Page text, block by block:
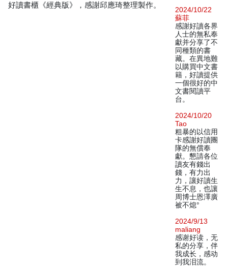
好讀書櫃《經典版》，感謝邱應琦整理製作。
2024/10/22
蘇菲
感謝好讀各界
人士的無私奉
獻并分享了不
同種類的書
藏。在異地難
以購買中文書
籍，好讀提供
一個很好的中
文書閱讀平
台。
2024/10/20
Tao
粗暴的以信用
卡感謝好讀團
隊的無償奉
獻。懇請各位
讀友有錢出
錢，有力出
力，讓好讀生
生不息，也讓
周博士恩澤廣
被不熄°
2024/9/13
maliang
感谢好读，无
私的分享，伴
我成长，感动
到我泪流。